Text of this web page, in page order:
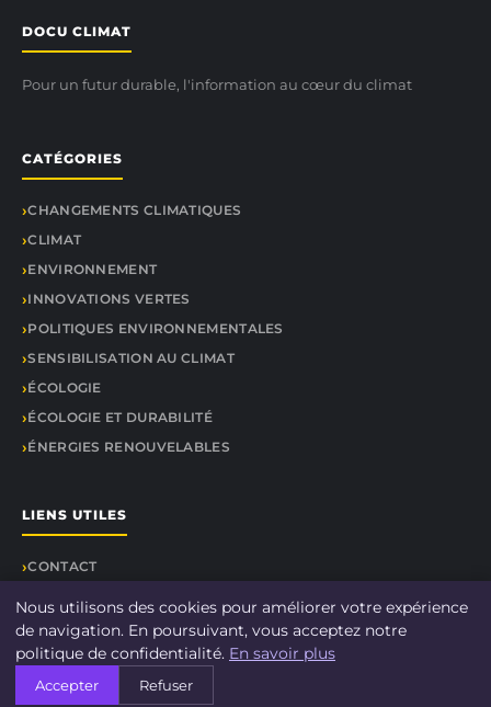
DOCU CLIMAT
Pour un futur durable, l'information au cœur du climat
CATÉGORIES
CHANGEMENTS CLIMATIQUES
CLIMAT
ENVIRONNEMENT
INNOVATIONS VERTES
POLITIQUES ENVIRONNEMENTALES
SENSIBILISATION AU CLIMAT
ÉCOLOGIE
ÉCOLOGIE ET DURABILITÉ
ÉNERGIES RENOUVELABLES
LIENS UTILES
CONTACT
© 2026 DOCU CLIMAT. Tous droits réservés.
À propos
Mentions légales
Nous utilisons des cookies pour améliorer votre expérience
de navigation. En poursuivant, vous acceptez notre
politique de confidentialité. En savoir plus
Accepter Refuser